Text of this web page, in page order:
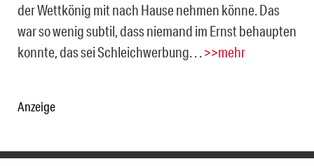
der Wettkönig mit nach Hause nehmen könne. Das
war so wenig subtil, dass niemand im Ernst behaupten
konnte, das sei Schleichwerbung. . .>>mehr
Anzeige